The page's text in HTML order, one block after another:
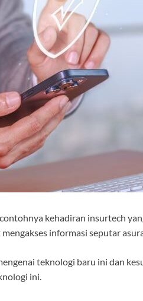
kehadiran insurtech
informasi seputar
teknologi baru ini dan
ini.